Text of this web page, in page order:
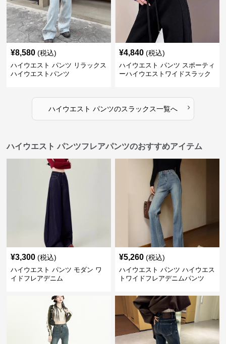
¥8,580 (税込)
ハイウエスト パンツ リラックス
ハイウエストパンツ
¥4,840 (税込)
ハイウエスト パンツ スポーティ
ーハイウエストワイドスラック
ハイウエスト パンツのスラックス一覧へ ›
ハイウエスト パンツフレアパンツのおすすめアイテム
¥3,300 (税込)
ハイウエスト パンツ モダン ワ
イドフレアデニム
¥5,260 (税込)
ハイウエスト パンツ ハイウエス
トワイドフレアデニムパンツ